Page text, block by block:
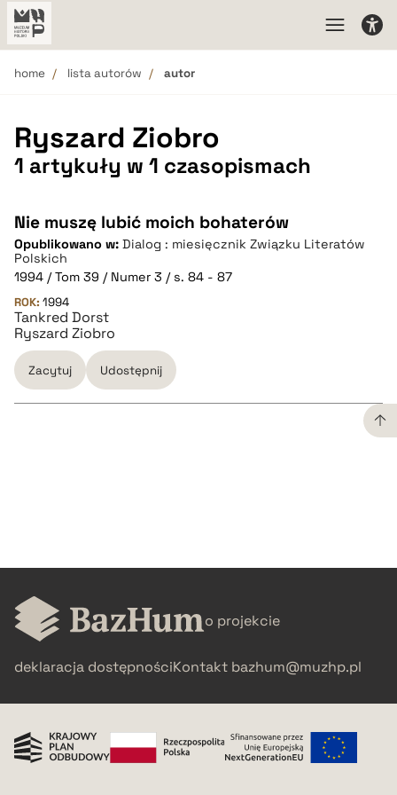
home lista autorów autor
Ryszard Ziobro
1 artykuły w 1 czasopismach
Nie muszę lubić moich bohaterów
Opublikowano w: Dialog : miesięcznik Związku Literatów
Polskich
1994 / Tom 39 / Numer 3 / s. 84 - 87
ROK: 1994
Tankred Dorst
Ryszard Ziobro
Zacytuj Udostępnij
BIBTEX
pobierz cytat o projekcie
deklaracja dostępnościKontakt bazhum@muzhp.pl